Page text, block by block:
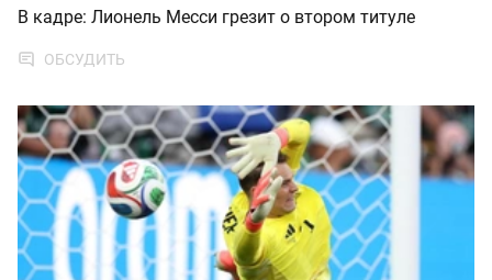
В кадре: Лионель Месси грезит о втором титуле
ОБСУДИТЬ